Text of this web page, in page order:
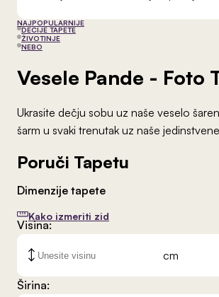
NAJPOPULARNIJE
DEČIJE TAPETE
ŽIVOTINJE
NEBO
Vesele Pande - Foto
Ukrasite dečju sobu uz naše veselo
šarm u svaki trenutak uz naše
Poruči Tapetu
Dimenzije tapete
Kako izmeriti zid
Visina:
cm
Širina: